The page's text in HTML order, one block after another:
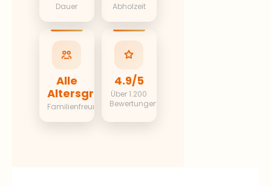
Alle
Altersgruppen
Familienfreundlich
4.9/5
Über 1.200
Bewertungen